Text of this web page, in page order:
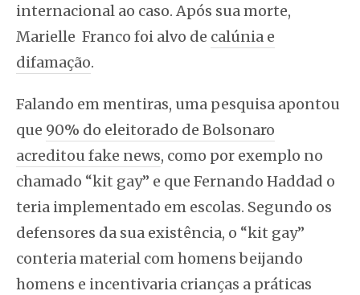
internacional ao caso. Após sua morte,
Marielle Franco foi alvo de calúnia e
difamação.
Falando em mentiras, uma pesquisa apontou
que 90% do eleitorado de Bolsonaro
acreditou fake news, como por exemplo no
chamado “kit gay” e que Fernando Haddad o
teria implementado em escolas. Segundo os
defensores da sua existência, o “kit gay”
conteria material com homens beijando
homens e incentivaria crianças a práticas